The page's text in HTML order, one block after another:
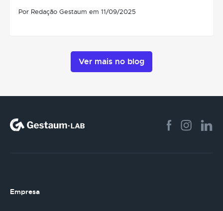
Por Redação Gestaum em 11/09/2025
Ver mais no blog
Empresa